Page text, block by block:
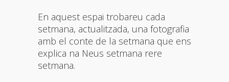
En aquest espai trobareu cada
setmana, actualitzada, una fotografia
amb el conte de la setmana que ens
explica na Neus setmana rere
setmana.